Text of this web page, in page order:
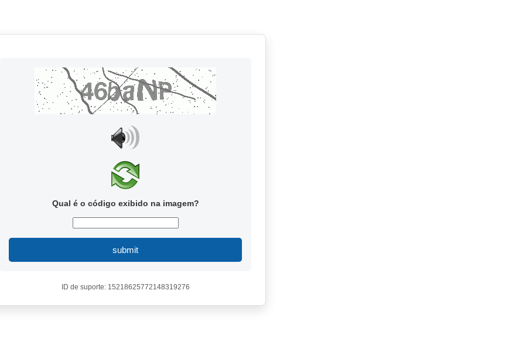
Qual é o código exibido na imagem?
submit
ID de suporte: 15218625772148319276